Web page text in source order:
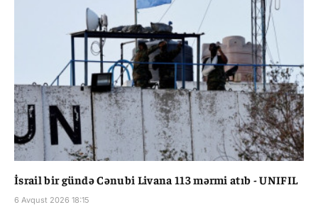
İsrail bir gündə Cənubi Livana 113 mərmi atıb - UNIFIL
6 Avqust 2026 18:15